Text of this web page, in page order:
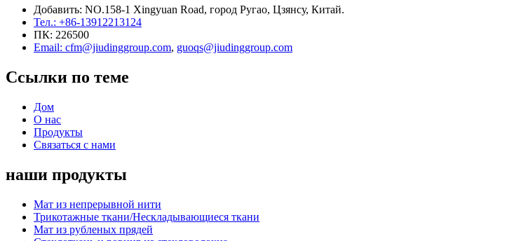
Добавить: NO.158-1 Xingyuan Road, город Ругао, Цзянсу, Китай.
Тел.: +86-13912213124
ПК: 226500
Email: cfm@jiudinggroup.com, guoqs@jiudinggroup.com
Ссылки по теме
Дом
О нас
Продукты
Связаться с нами
наши продукты
Мат из непрерывной нити
Трикотажные ткани/Нескладывающиеся ткани
Мат из рубленых прядей